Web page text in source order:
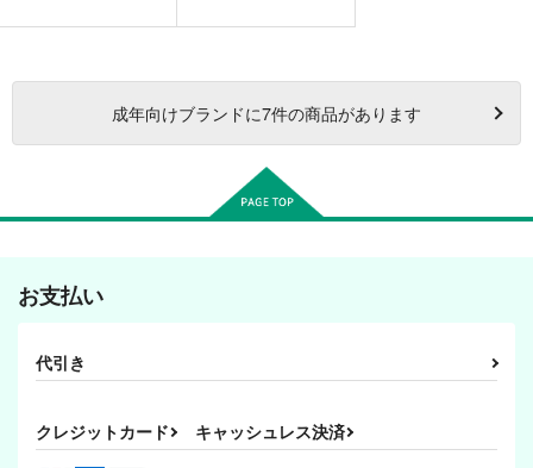
成年向けブランドに7件の商品があります
お支払い
代引き
クレジットカード キャッシュレス決済